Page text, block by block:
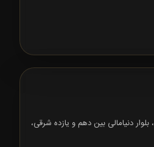
تهران، شهرک اندیشه، فاز 1، بلوار دنیامالی بین دهم و یازده شرقی،